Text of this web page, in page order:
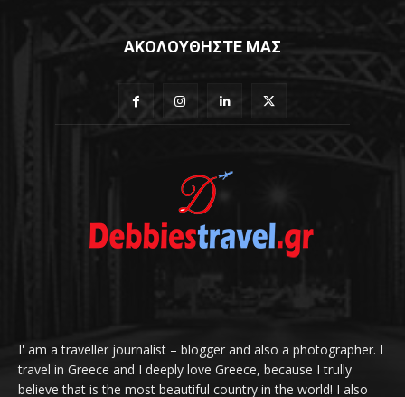
ΑΚΟΛΟΥΘΗΣΤΕ ΜΑΣ
I' am a traveller journalist – blogger and also a photographer. I
travel in Greece and I deeply love Greece, because I trully
believe that is the most beautiful country in the world! I also